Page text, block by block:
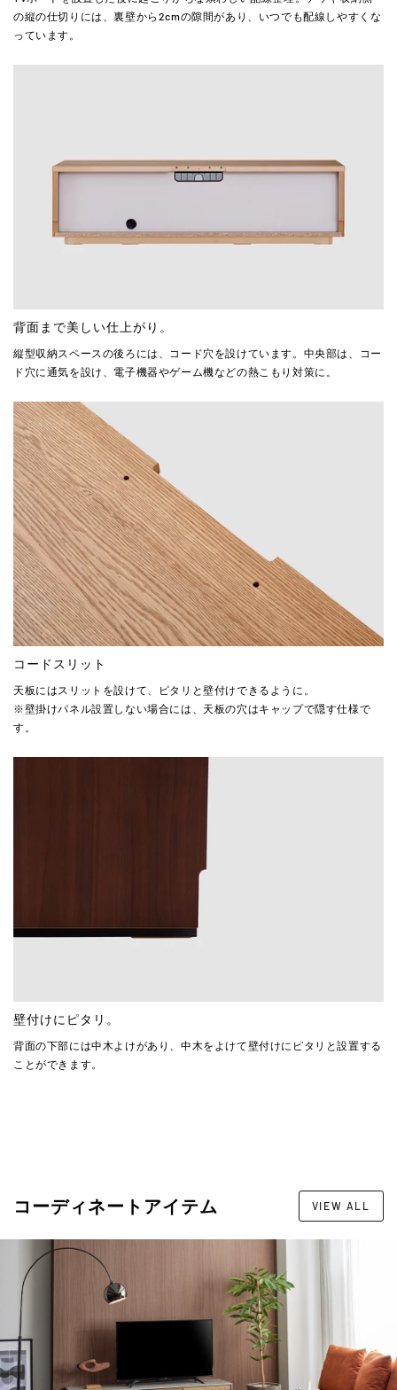
の縦の仕切りには、裏壁から2cmの隙間があり、いつでも配線しやすくな
っています。
背面まで美しい仕上がり。
縦型収納スペースの後ろには、コード穴を設けています。中央部は、コー
ド穴に通気を設け、電子機器やゲーム機などの熱こもり対策に。
コードスリット
天板にはスリットを設けて、ピタリと壁付けできるように。
※壁掛けパネル設置しない場合には、天板の穴はキャップで隠す仕様で
す。
壁付けにピタリ。
背面の下部には中木よけがあり、中木をよけて壁付けにピタリと設置する
ことができます。
コーディネートアイテム VIEW ALL